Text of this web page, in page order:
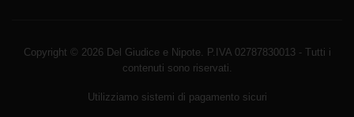
Copyright © 2026 Del Giudice e Nipote. P.IVA 02787830013 - Tutti i
contenuti sono riservati.
Utilizziamo sistemi di pagamento sicuri